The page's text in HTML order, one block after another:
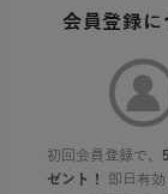
会員登録に
初回会員登録で、
ゼント！
即日有